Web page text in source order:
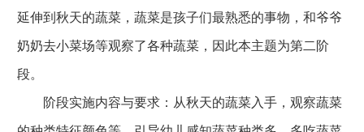
延伸到秋天的蔬菜，蔬菜是孩子们最熟悉的事物，和爷爷
奶奶去小菜场等观察了各种蔬菜，因此本主题为第二阶
段。
阶段实施内容与要求：从秋天的蔬菜入手，观察蔬菜